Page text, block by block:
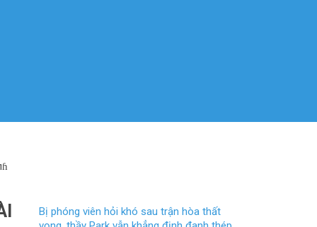
Bị phóng viên hỏi khó sau trận hòa thất